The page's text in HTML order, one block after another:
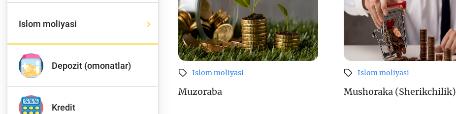
To'lov va o'tkazmalar Moliya bozori
Pul-kredit siyosati va
uning elementlari
Moliyaviy xavfsizlik
Bank xizmatlari
iste'molchilari
huquqlari
Kichik va oʻrta biznes
vakillari uchun onlayn
oʻquv dastur
Islom moliyasi
Depozit (omonatlar)
Kredit
Islom moliyasi
Muzoraba
Islom moliyasi
Mushoraka (Sherikchilik)